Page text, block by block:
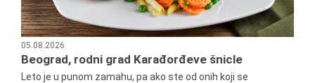
05.08.2026
Beograd, rodni grad Karađorđeve šnicle
Leto je u punom zamahu, pa ako ste od onih koji se